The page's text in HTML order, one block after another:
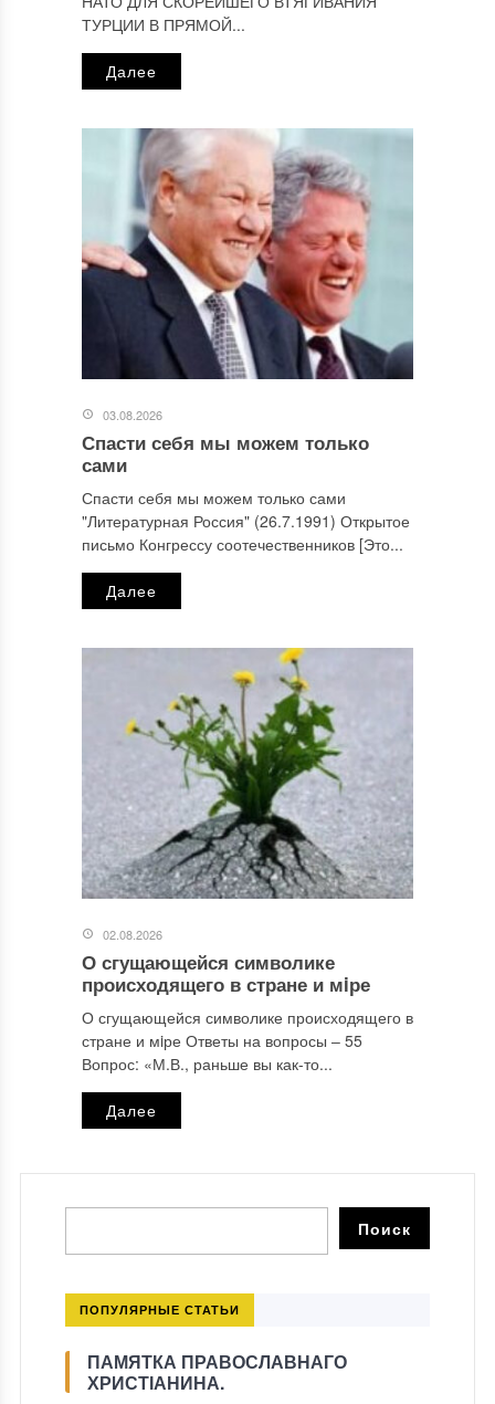
ТУРЦИИ В ПРЯМОЙ...
Далее
03.08.2026
Спасти себя мы можем только
сами
Спасти себя мы можем только сами
"Литературная Россия" (26.7.1991) Открытое
письмо Конгрессу соотечественников [Это...
Далее
02.08.2026
О сгущающейся символике
происходящего в стране и мiре
О сгущающейся символике происходящего в
стране и мiре Ответы на вопросы ‒ 55
Вопрос: «М.В., раньше вы как-то...
Далее
ПОПУЛЯРНЫЕ СТАТЬИ
ПАМЯТКА ПРАВОСЛАВНАГО
ХРИСТІАНИНА.